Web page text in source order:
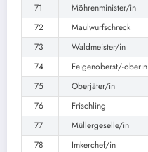
71
Möhrenminister/in
72
Maulwurfschreck
73
Waldmeister/in
74
Feigenoberst/-oberin
75
Oberjäter/in
76
Frischling
77
Müllergeselle/in
78
Imkerchef/in